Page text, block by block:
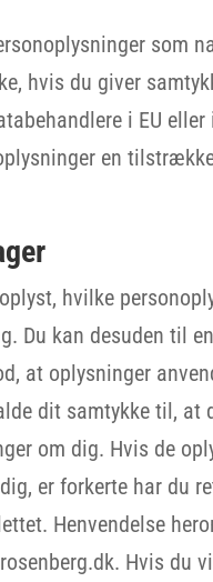
som
hvis du giver
i EU eller
en
hvilke
Du kan desuden til
at oplysninger
dit samtykke til, at
om dig. Hvis de
er forkerte har du
Henvendelse
Hvis du